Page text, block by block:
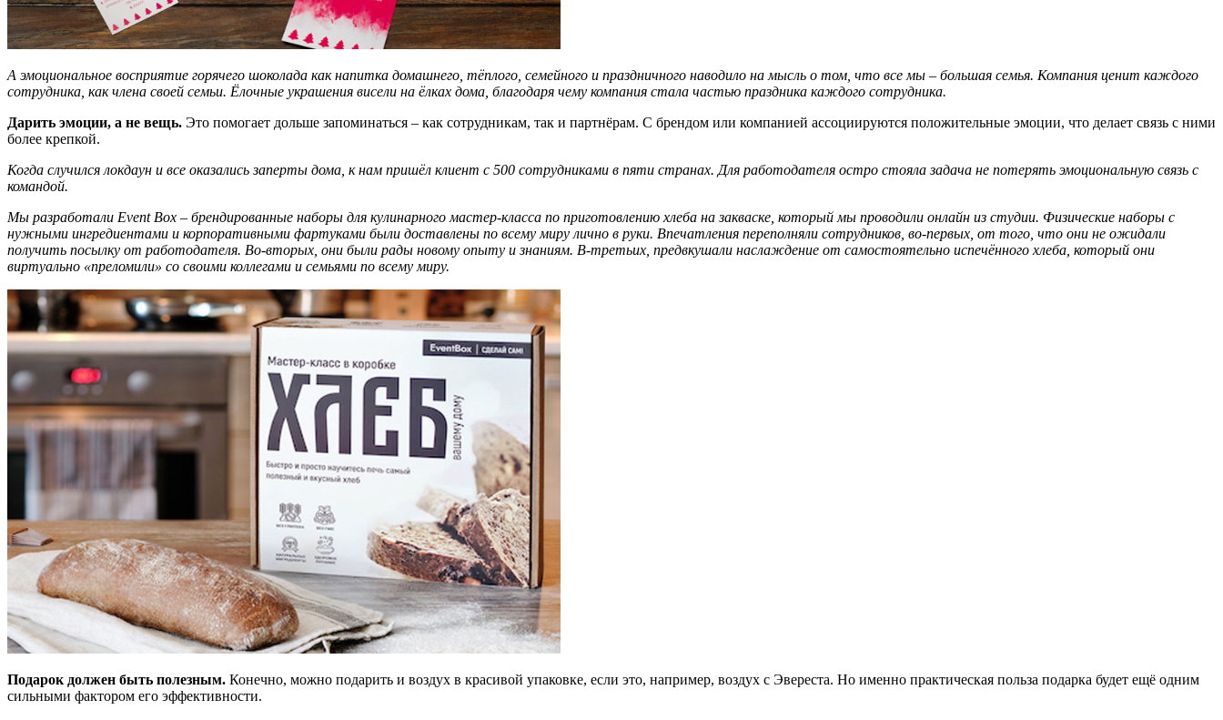
А эмоциональное восприятие горячего шоколада как напитка домашнего, тёплого, семейного и праздничного наводило на мысль о том, что все мы – большая семья. Компания ценит каждого
сотрудника, как члена своей семьи. Ёлочные украшения висели на ёлках дома , благодаря чему компания стала частью праздника каждого сотрудника.
Дарить эмоции, а не вещь. Это помогает дольше запоминаться – как сотрудникам, так и партнёрам. С брендом или компанией ассоциируются положительные эмоции, что делает связь с ними
более крепкой.
Когда случился локдаун и все оказались заперты дома, к нам пришёл клиент с 500 сотрудниками в пяти странах. Для работодателя остро стояла задача не потерять эмоциональную связь с
командой.
Мы разработали Event Box – брендированные наборы для кулинарного мастер-класса по приготовлению хлеба на закваске , который мы проводили онлайн из студии. Физические наборы с
нужными ингредиентами и корпоративными фартуками были доставлены по всему миру лично в руки. Впечатления переполняли сотрудников, во-первых, от того, что они не ожидали
получить посылку от работодателя. Во-вторых, они были рады новому опыту и знаниям. В-третьих, предвкушали наслаждение от самостоятельно испечённого хлеба который они
виртуально «преломили» со своими коллегами и семьями по всему миру.
Подарок должен быть полезным. Конечно, можно подарить и воздух в красивой упаковке, если это, например, воздух с Эвереста. Но именно практическая польза подарка будет ещё одним
сильными фактором его эффективности.